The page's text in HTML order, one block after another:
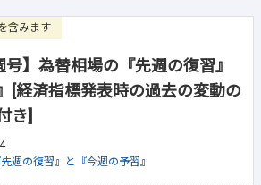
含みます
号】為替相場の『先週の復習』
[経済指標発表時の過去の変動の
き]
週の復習』と『今週の予習』